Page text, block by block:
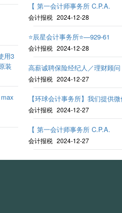
用3
装
【 第一会计师事务所 C.P.A.
会计报税 2024-12-28
⭐️辰星会计事务所⭐️—929-61
会计报税 2024-12-28
高薪诚聘保险经纪人／理财顾
会计报税 2024-12-27
【环球会计事务所】我们提供
会计报税 2024-12-27
【 第一会计师事务所 C.P.A.
会计报税 2024-12-27